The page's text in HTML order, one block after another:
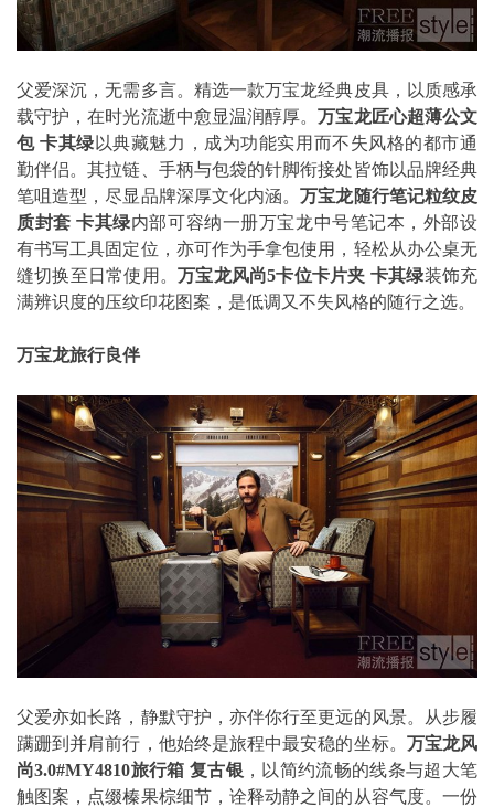
父爱深沉，无需多言。精选一款万宝龙经典皮具，以质感承
载守护，在时光流逝中愈显温润醇厚。万宝龙匠心超薄公文
包 卡其绿 以典藏魅力，成为功能实用而不失风格的都市通
勤伴侣。其拉链、手柄与包袋的针脚衔接处皆饰以品牌经典
笔咀造型，尽显品牌深厚文化内涵。万宝龙随行笔记粒纹皮
质封套 卡其绿内部可容纳一册万宝龙中号笔记本，外部设
有书写工具固定位，亦可作为手拿包使用，轻松从办公桌无
缝切换至日常使用。万宝龙风尚5卡位卡片夹 卡其绿装饰充
满辨识度的压纹印花图案，是低调又不失风格的随行之选。
万宝龙旅行良伴
父爱亦如长路，静默守护，亦伴你行至更远的风景。从步履
蹒跚到并肩前行，他始终是旅程中最安稳的坐标。 万宝龙风
尚3.0#MY4810旅行箱 复古银 ，以简约流畅的线条与超大笔
触图案，点缀榛果棕细节，诠释动静之间的从容气度。一份